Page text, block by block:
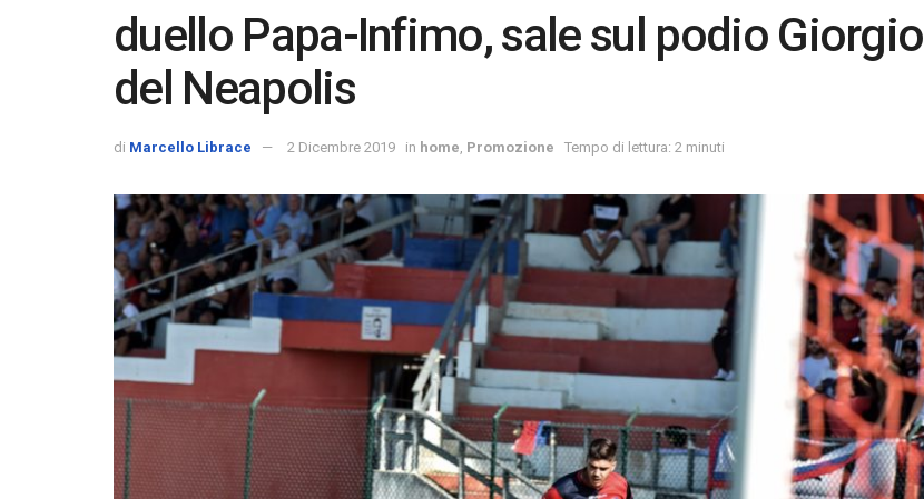
duello Papa-Infimo, sale sul podio Giorgio
del Neapolis
di Marcello Librace 2 Dicembre 2019 in home Promozione Tempo di lettura: 2 minuti